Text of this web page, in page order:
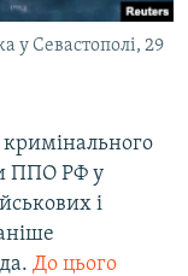
у Севастополі, 29
кримінального
ППО РФ у
і
До цього